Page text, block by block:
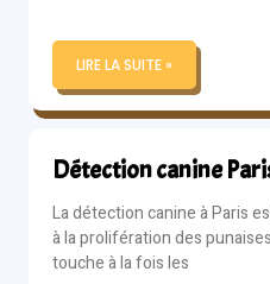
LIRE LA SUITE »
Détection canine
La détection canine à Paris
à la prolifération des
touche à la fois les